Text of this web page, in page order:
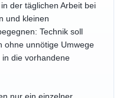
der täglichen Arbeit bei
und kleinen
Technik soll
ohne unnötige Umwege
die vorhandene